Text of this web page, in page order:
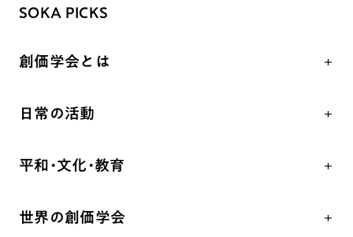
SOKA PICKS
創価学会とは
祈り
聖典
日常の活動
座談会
平和・文化・教育
世界の創価学会